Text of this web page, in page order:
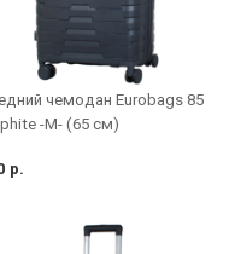
чемодан Eurobags 85
-M- (65 см)
р.